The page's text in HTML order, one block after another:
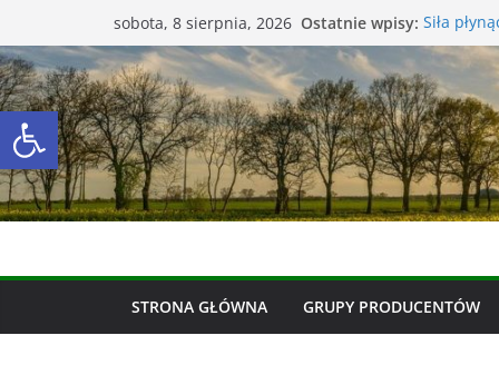
Otwórz pasek narzędzi
do
treści
sobota, 8 sierpnia, 2026 Ostatnie wpisy: Siła
praktyce
Czym
Środki
Transport
Razem
STRONA GŁÓWNA GRUPY PRODUCENTÓW